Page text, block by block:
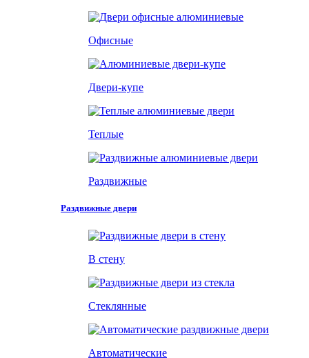
Офисные
Двери-купе
Теплые
Раздвижные
Раздвижные двери
В стену
Стеклянные
Автоматические